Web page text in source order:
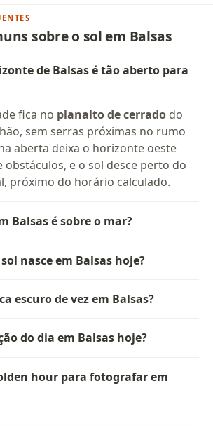
sobre o sol em Balsas
de Balsas é tão aberto para
fica no planalto de cerradodo
sem serras próximas no rumo
aberta deixa o horizonte oeste
obstáculos, e o sol desce perto do
próximo do horário calculado.
Balsas é sobre o mar?
nasce em Balsas hoje?
escuro de vez em Balsas?
do dia em Balsas hoje?
hour para fotografar em